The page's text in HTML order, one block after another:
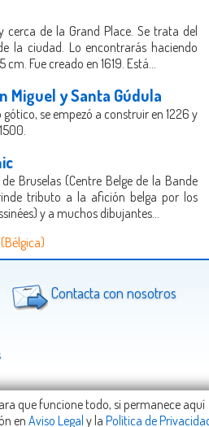
cerca de la Grand Place. Se trata del
la ciudad. Lo encontrarás haciendo
Fue creado en 1619. Está...
Miguel y Santa Gúdula
se empezó a construir en 1226 y
Bruselas (Centre Belge de la Bande
tributo a la afición belga por los
y a muchos dibujantes...
Contacta con nosotros
que funcione todo, si permanece aquí
en Aviso Legal y la Política de